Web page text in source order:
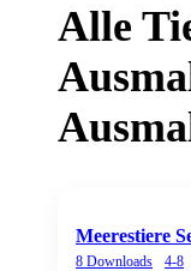
Alle
Meerestiere
8 Downloads 4-8